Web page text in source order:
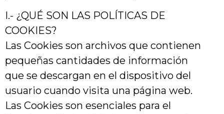
I.- ¿QUÉ SON LAS POLÍTICAS DE
COOKIES?
Las Cookies son archivos que contienen
pequeñas cantidades de información
que se descargan en el dispositivo del
usuario cuando visita una página web.
Las Cookies son esenciales para el